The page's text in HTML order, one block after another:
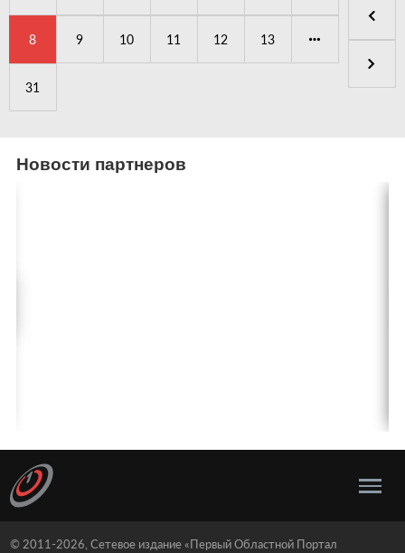
8 9 10 11 12 13
31
Новости партнеров
© 2011-2026, Сетевое издание «Первый Областной Портал